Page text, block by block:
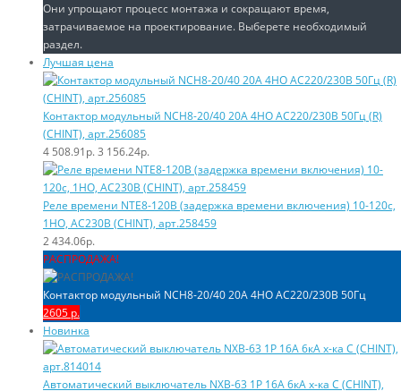
Они упрощают процесс монтажа и сокращают время,
затрачиваемое на проектирование. Выберете необходимый
раздел.
Лучшая цена
Контактор модульный NCH8-20/40 20A 4НО AC220/230В 50Гц (R)
(CHINT), арт.256085
4 508.91р.3 156.24р.
Реле времени NTE8-120B (задержка времени включения) 10-120с,
1НО, AC230B (CHINT), арт.258459
2 434.06р.
РАСПРОДАЖА!
Контактор модульный NCH8-20/40 20A 4НО AC220/230В 50Гц
2605 р.
Новинка
Автоматический выключатель NXB-63 1P 16A 6кА х-ка C (CHINT),